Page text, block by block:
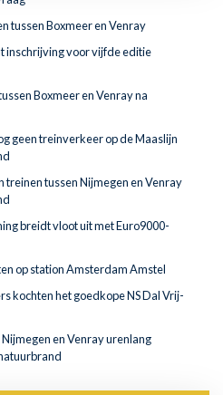
tussen Boxmeer en Venray
inschrijving voor vijfde editie
Boxmeer en Venray na
geen treinverkeer op de Maaslijn
treinen tussen Nijmegen en Venray
breidt vloot uit met Euro9000-
op station Amsterdam Amstel
kochten het goedkope NS Dal Vrij-
en Venray urenlang